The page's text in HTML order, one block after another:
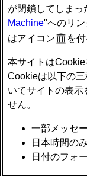
が閉鎖してしまっ
Machine"へのリ
はアイコン
を
本サイトは
Cookieは以下の
いてサイトの表示
せん。
一部メッセ
日本時間の
日付のフォ